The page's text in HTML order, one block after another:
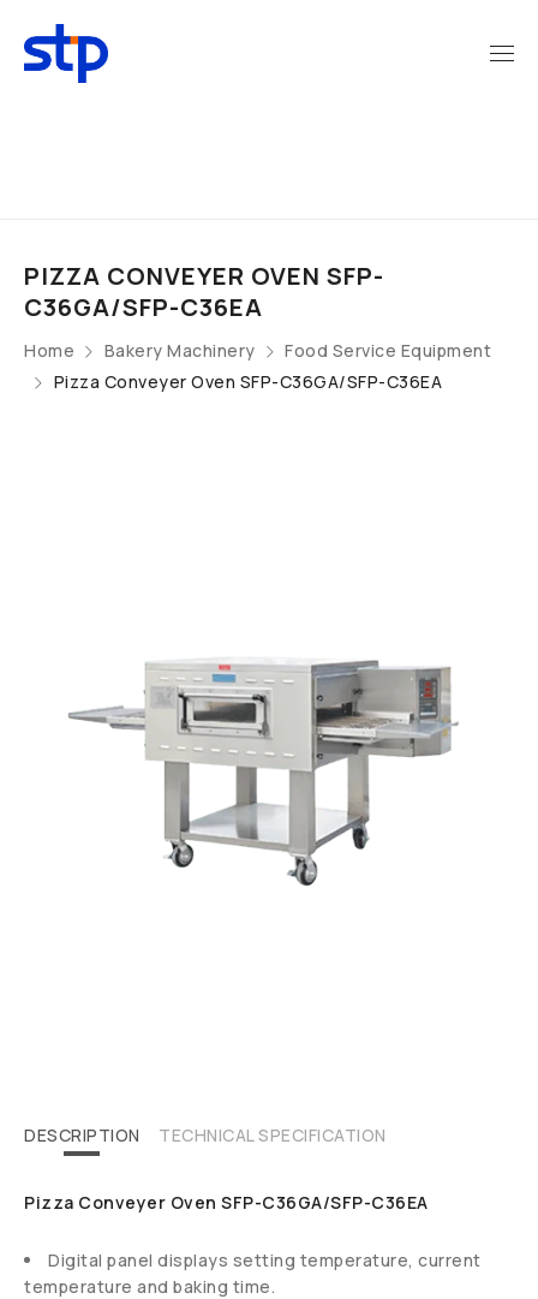
Home Bakery Machinery
Food Service Equipment
Pizza Conveyer Oven SFP-C36GA/SFP-C36EA
PIZZA CONVEYER OVEN SFP-
C36GA/SFP-C36EA
DESCRIPTION TECHNICAL SPECIFICATION
Pizza Conveyer Oven SFP-C36GA/SFP-C36EA
Digital panel displays setting temperature, current
temperature and baking time.